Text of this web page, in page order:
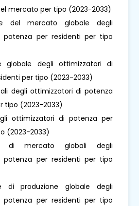
mercato per tipo (2023-2033)
del mercato globale degli
potenza per residenti per tipo
globale degli ottimizzatori di
per tipo (2023-2033)
degli ottimizzatori di potenza
tipo (2023-2033)
ottimizzatori di potenza per
(2023-2033)
di mercato globali degli
potenza per residenti per tipo
di produzione globale degli
potenza per residenti per tipo